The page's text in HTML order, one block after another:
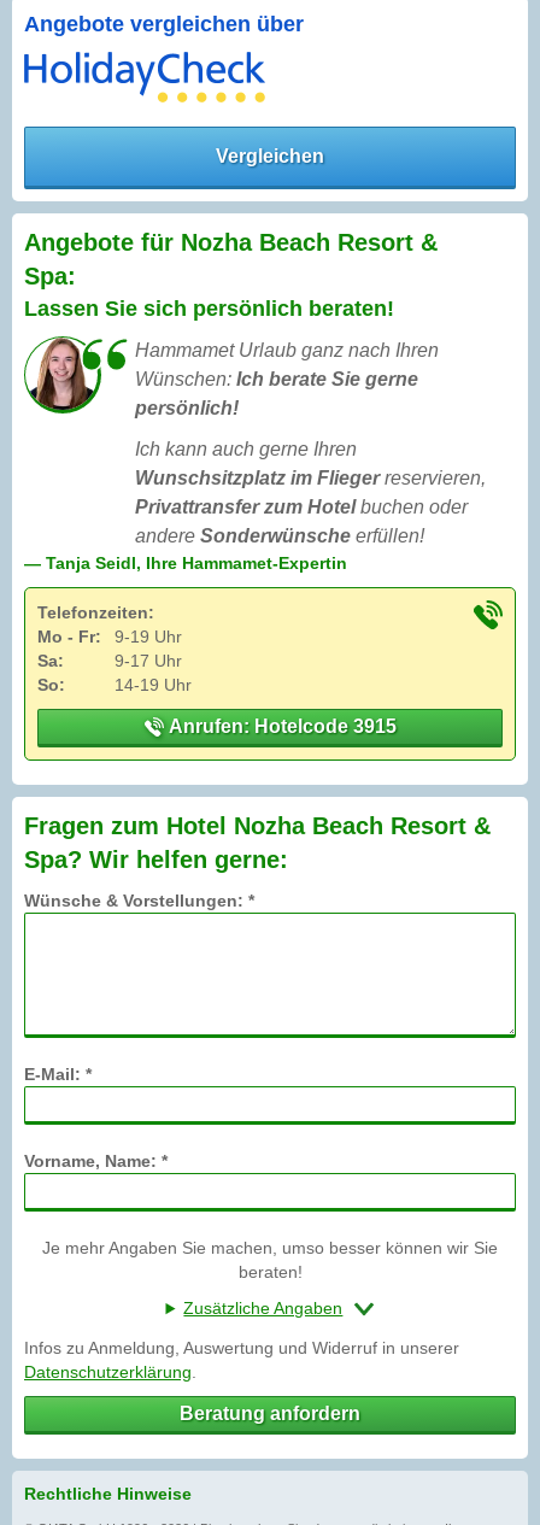
Angebote vergleichen über
Vergleichen
Angebote für Nozha Beach Resort &
Spa:
Lassen Sie sich persönlich beraten!
Hammamet Urlaub ganz nach Ihren
Wünschen: Ich berate Sie gerne
persönlich!
Ich kann auch gerne Ihren
Wunschsitzplatz im Fliegerreservieren,
Privattransfer zum Hotelbuchen oder
andere Sonderwünsche erfüllen!
— Tanja Seidl, Ihre Hammamet-Expertin
Telefonzeiten:
Mo - Fr:
9-19 Uhr
Sa:
9-17 Uhr
So:
14-19 Uhr
Anrufen: Hotelcode 3915
Fragen zum Hotel Nozha Beach Resort &
Spa? Wir helfen gerne:
Wünsche & Vorstellungen: *
E-Mail: *
Vorname, Name: *
Je mehr Angaben Sie machen, umso besser können wir Sie
beraten!
Zusätzliche Angaben
Infos zu Anmeldung, Auswertung und Widerruf in unserer
Datenschutzerklärung
Beratung anfordern
Rechtliche Hinweise